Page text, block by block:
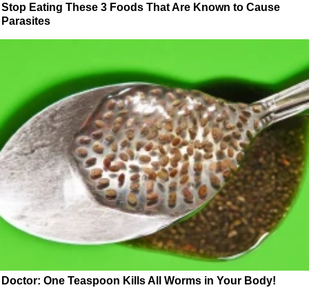
Stop Eating These 3 Foods That Are Known to Cause
Parasites
Doctor: One Teaspoon Kills All Worms in Your Body!